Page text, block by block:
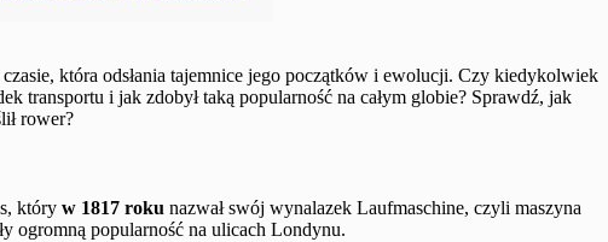
która odsłania tajemnice jego początków i ewolucji. Czy kiedykolwiek
transportu i jak zdobył taką popularność na całym globie? Sprawdź, jak
rower?
któryw 1817 roku nazwał swój wynalazek Laufmaschine, czyli maszyna
ogromną popularność na ulicach Londynu.